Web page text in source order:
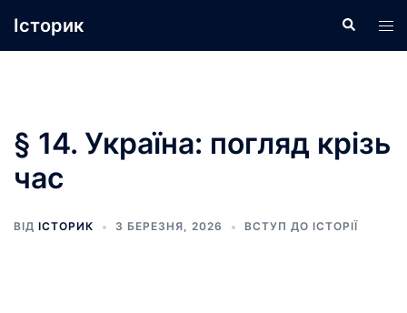
доІсторик Пошук
§ 14. Україна: погляд крізь
час
ВІД ІСТОРИК 3 БЕРЕЗНЯ, 2026 ВСТУП ДО ІСТОРІЇ